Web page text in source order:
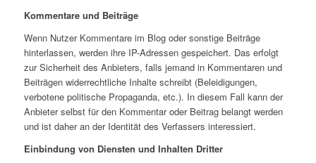
Kommentare und Beiträge
Wenn Nutzer Kommentare im Blog oder sonstige Beiträge
hinterlassen, werden ihre IP-Adressen gespeichert. Das erfolgt
zur Sicherheit des Anbieters, falls jemand in Kommentaren und
Beiträgen widerrechtliche Inhalte schreibt (Beleidigungen,
verbotene politische Propaganda, etc.). In diesem Fall kann der
Anbieter selbst für den Kommentar oder Beitrag belangt werden
und ist daher an der Identität des Verfassers interessiert.
Einbindung von Diensten und Inhalten Dritter